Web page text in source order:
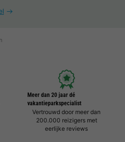
Meer dan 20 jaar dé
vakantieparkspecialist
Vertrouwd door meer dan
200.000 reizigers met
eerlijke reviews